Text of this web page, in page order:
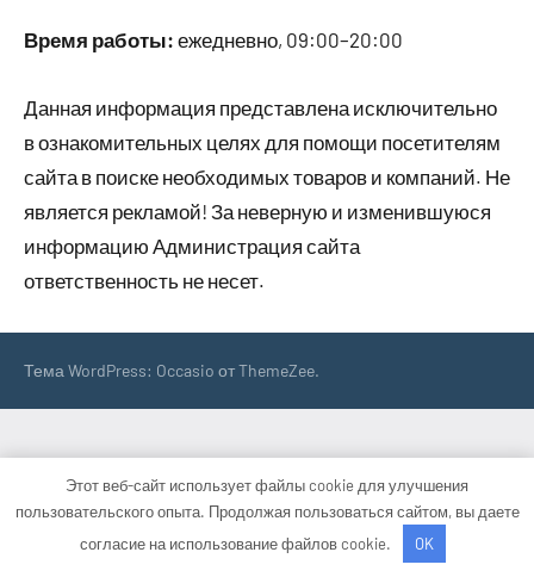
Время работы: ежедневно, 09:00–20:00
Данная информация представлена исключительно
в ознакомительных целях для помощи посетителям
сайта в поиске необходимых товаров и компаний. Не
является рекламой! За неверную и изменившуюся
информацию Администрация сайта
ответственность не несет.
Тема WordPress: Occasio от ThemeZee.
Этот веб-сайт использует файлы cookie для улучшения
пользовательского опыта. Продолжая пользоваться сайтом, вы даете
согласие на использование файлов cookie.
OK